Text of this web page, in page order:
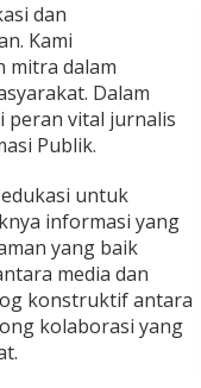
dan
Kami
mitra dalam
Dalam
peran vital jurnalis
Publik.
untuk
informasi yang
yang baik
media dan
konstruktif antara
kolaborasi yang